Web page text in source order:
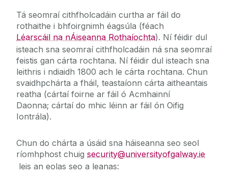
Tá seomraí cithfholcadáin curtha ar fáil do
rothaithe i bhfoirgnimh éagsúla (féach
Léarscáil na nÁiseanna Rothaíochta). Ní féidir dul
isteach sna seomraí cithfholcadáin ná sna seomraí
feistis gan cárta rochtana. Ní féidir dul isteach sna
leithris i ndiaidh 1800 ach le cárta rochtana. Chun
svaidhpchárta a fháil, teastaíonn cárta aitheantais
reatha (cártaí foirne ar fáil ó Acmhainní
Daonna; cártaí do mhic léinn ar fáil ón Oifig
Iontrála).
Chun do chárta a úsáid sna háiseanna seo seol
ríomhphost chuig security@universityofgalway.ie
leis an eolas seo a leanas: